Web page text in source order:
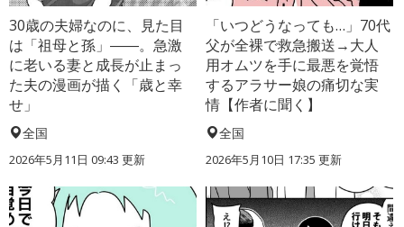
30歳の夫婦なのに、見た目
は「祖母と孫」――。急激
に老いる妻と成長が止まっ
た夫の漫画が描く「歳と幸
せ」
全国
2026年5月11日 09:43 更新
「いつどうなっても…」70代
父が全裸で救急搬送→大人
用オムツを手に最悪を覚悟
するアラサー娘の痛切な実
情【作者に聞く】
全国
2026年5月10日 17:35 更新